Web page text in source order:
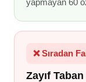
❌ Sıradan
Zayıf